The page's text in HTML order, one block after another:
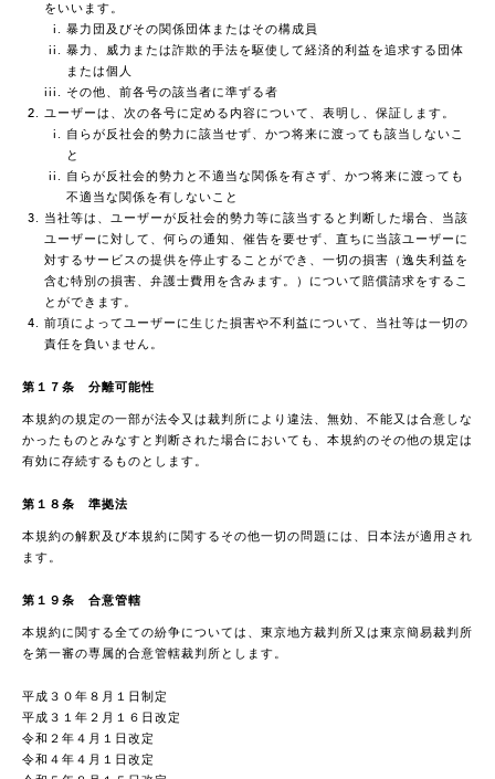
をいいます。
暴力団及びその関係団体またはその構成員
暴力、威力または詐欺的手法を駆使して経済的利益を追求する団体
または個人
その他、前各号の該当者に準ずる者
ユーザーは、次の各号に定める内容について、表明し、保証します。
自らが反社会的勢力に該当せず、かつ将来に渡っても該当しないこ
と
自らが反社会的勢力と不適当な関係を有さず、かつ将来に渡っても
不適当な関係を有しないこと
当社等は、ユーザーが反社会的勢力等に該当すると判断した場合、当該
ユーザーに対して、何らの通知、催告を要せず、直ちに当該ユーザーに
対するサービスの提供を停止することができ、一切の損害（逸失利益を
含む特別の損害、弁護士費用を含みます。）について賠償請求をするこ
とができます。
前項によってユーザーに生じた損害や不利益について、当社等は一切の
責任を負いません。
第１７条 分離可能性
本規約の規定の一部が法令又は裁判所により違法、無効、不能又は合意しな
かったものとみなすと判断された場合においても、本規約のその他の規定は
有効に存続するものとします。
第１８条 準拠法
本規約の解釈及び本規約に関するその他一切の問題には、日本法が適用され
ます。
第１９条 合意管轄
本規約に関する全ての紛争については、東京地方裁判所又は東京簡易裁判所
を第一審の専属的合意管轄裁判所とします。
平成３０年８月１日制定
平成３１年２月１６日改定
令和２年４月１日改定
令和４年４月１日改定